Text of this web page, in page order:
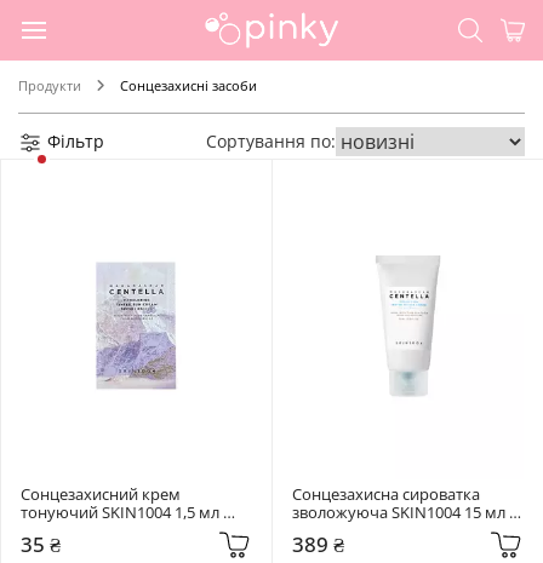
Продукти Сонцезахисні засоби
Фільтр Сортування по:
Сонцезахисний крем
тонуючий SKIN1004 1,5 мл
Poremizing Velvet Sunscreen
35 ₴
Сонцезахисна сироватка
зволожуюча SKIN1004 15 мл
Madagascar Centella Hyalu-Cica
Water
389 ₴